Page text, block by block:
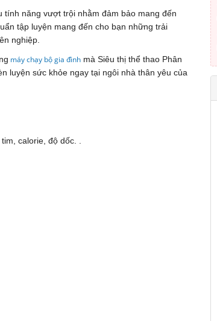
tính năng vượt trội nhằm đảm bảo mang đến
tập luyện mang đến cho bạn những trải
nghiệp.
máy chạy bộ gia đình mà Siêu thị thể thao Phân
luyện sức khỏe ngay tại ngôi nhà thân yêu của
calorie, độ dốc. .